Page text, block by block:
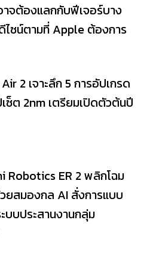
จต้องแลกกับฟีเจอร์บาง
ไซน์ตามที่ Apple ต้องการ
2 เจาะลึก 5 การอัปเกรด
ซ็ต 2nm เตรียมเปิดตัวต้นปี
Robotics ER 2 พลิกโฉม
ยสมองกล AI สั่งการแบบ
บประสานงานกลุ่ม